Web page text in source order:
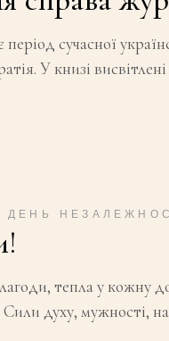
сучасної
У книзі
ДЕНЬ
тепла у кожну
духу, мужності,